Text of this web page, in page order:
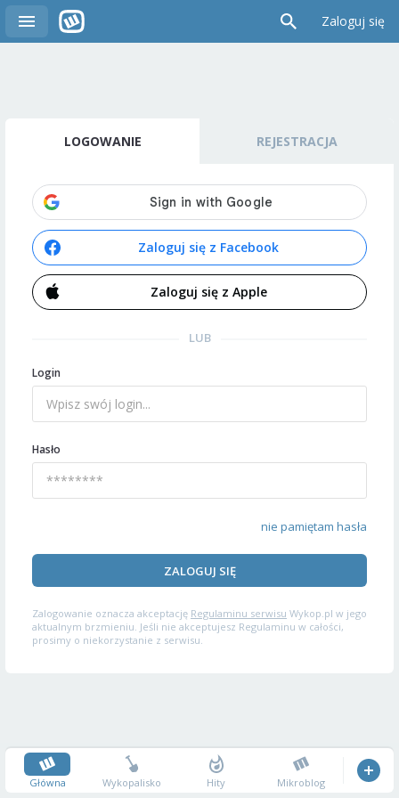
Zaloguj się
LOGOWANIE REJESTRACJA
Zaloguj się z Facebook
Zaloguj się z Apple
LUB
Login
Hasło
nie pamiętam hasła
ZALOGUJ SIĘ
Zalogowanie oznacza akceptację Regulaminu serwisu Wykop.pl w jego
aktualnym brzmieniu. Jeśli nie akceptujesz Regulaminu w całości,
prosimy o niekorzystanie z serwisu.
Główna Wykopalisko Hity Mikroblog